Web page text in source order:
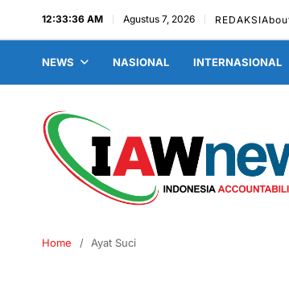
12:33:37 AM Agustus 7, 2026 REDAKSI
NEWS NASIONAL INTERNASIONAL
Home Ayat Suci